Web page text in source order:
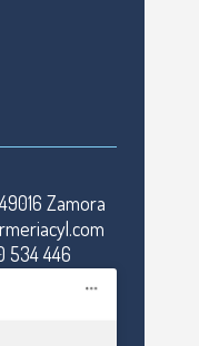
Zamora
534 446